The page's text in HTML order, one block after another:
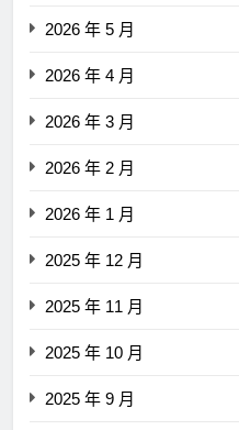
2026 年 5 月
2026 年 4 月
2026 年 3 月
2026 年 2 月
2026 年 1 月
2025 年 12 月
2025 年 11 月
2025 年 10 月
2025 年 9 月